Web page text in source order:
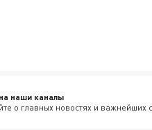
наши каналы
о главных новостях и важнейших